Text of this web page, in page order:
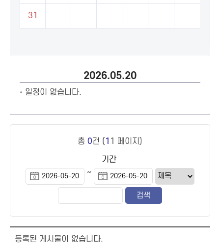
31
2026.05.20
일정이 없습니다.
총 0건 ( 1 1 페이지)
기간
~
등록된 게시물이 없습니다.